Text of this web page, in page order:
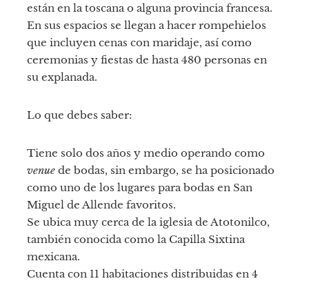
están en la toscana o alguna provincia francesa.
En sus espacios se llegan a hacer rompehielos
que incluyen cenas con maridaje, así como
ceremonias y fiestas de hasta 480 personas en
su explanada.
Lo que debes saber:
Tiene solo dos años y medio operando como
venue de bodas, sin embargo, se ha posicionado
como uno de los lugares para bodas en San
Miguel de Allende favoritos.
Se ubica muy cerca de la iglesia de Atotonilco,
también conocida como la Capilla Sixtina
mexicana.
Cuenta con 11 habitaciones distribuidas en 4